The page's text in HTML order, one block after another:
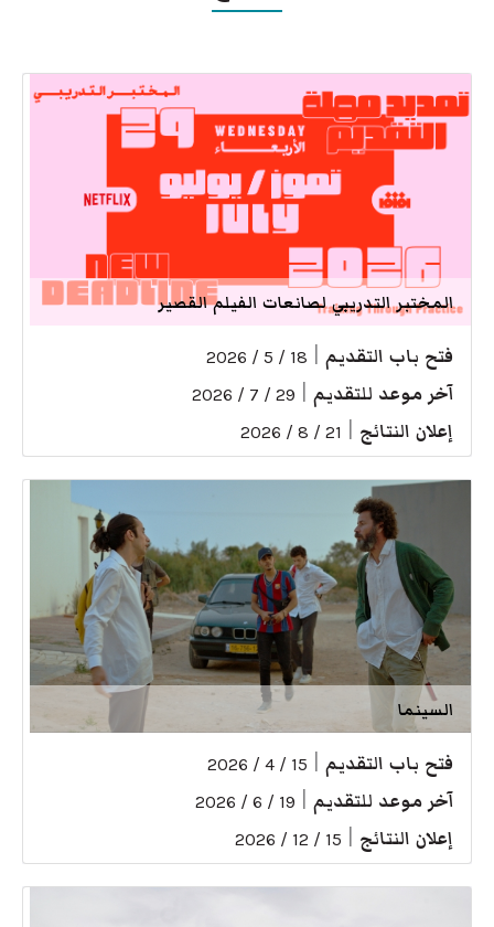
المختبر التدريبي لصانعات الفيلم القصير
فتح باب التقديم 18 / 5 / 2026
آخر موعد للتقديم 29 / 7 / 2026
إعلان النتائج 21 / 8 / 2026
السينما
فتح باب التقديم 15 / 4 / 2026
آخر موعد للتقديم 19 / 6 / 2026
إعلان النتائج 15 / 12 / 2026